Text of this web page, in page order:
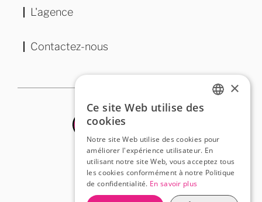
L'agence
Contactez-nous
×
Ce site Web utilise des
cookies
Notre site Web utilise des cookies pour
améliorer l'expérience utilisateur. En
utilisant notre site Web, vous acceptez tous
les cookies conformément à notre Politique
de confidentialité. En savoir plus